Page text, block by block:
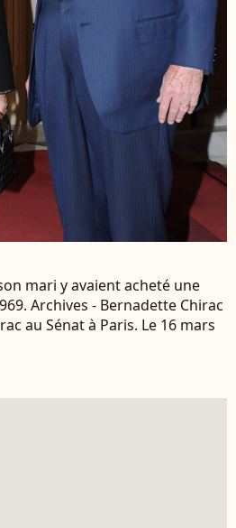
mari y avaient acheté une
Archives - Bernadette Chirac
au Sénat à Paris. Le 16 mars